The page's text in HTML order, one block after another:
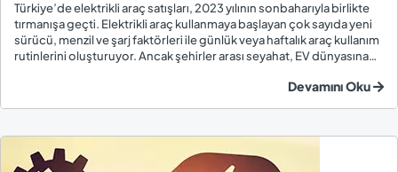
Türkiye’de elektrikli araç satışları, 2023 yılının sonbaharıyla birlikte
tırmanışa geçti. Elektrikli araç kullanmaya başlayan çok sayıda yeni
sürücü, menzil ve şarj faktörleri ile günlük veya haftalık araç kullanım
rutinlerini oluşturuyor. Ancak şehirler arası seyahat, EV dünyasına
Devamını Oku